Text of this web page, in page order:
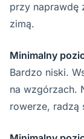
przy naprawdę
zimą.
Minimalny
Bardzo niski.
na wzgórzach.
rowerze, radzą